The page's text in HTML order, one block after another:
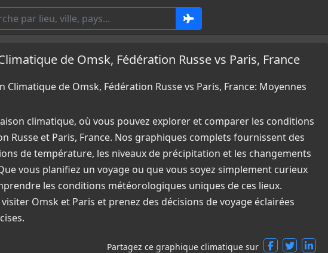
de Omsk, Fédération Russe vs Paris, France
de Omsk, Fédération Russe vs Paris, France: Moyennes
climatique, où vous pouvez explorer et comparer les conditions
Russe et Paris, France. Nos graphiques complets fournissent des
de température, les niveaux de précipitation et les changements
vous planifiez un voyage ou que vous soyez simplement curieux
les conditions météorologiques uniques de ces lieux.
Omsk et Paris et prenez des décisions de voyage éclairées
Partagez ce graphique climatique sur